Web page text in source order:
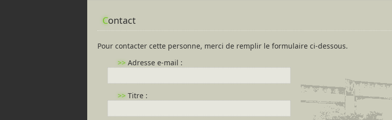
Contact
Pour contacter cette personne, merci de remplir le formulaire ci-dessous.
>> Adresse e-mail :
>> Titre :